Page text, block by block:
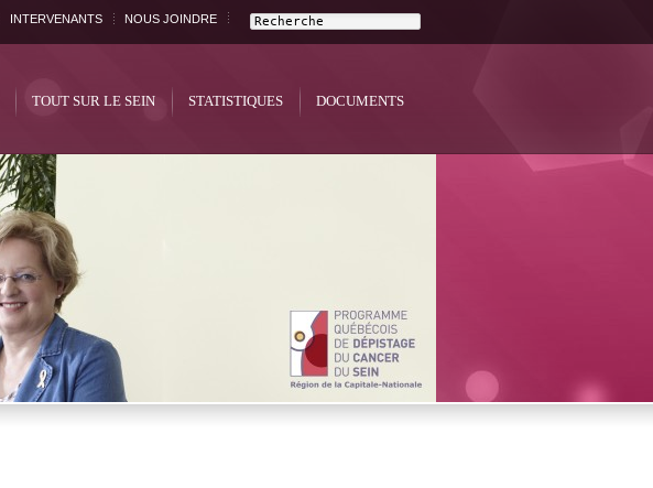
INTERVENANTS NOUS JOINDRE
TOUT SUR LE SEIN STATISTIQUES DOCUMENTS